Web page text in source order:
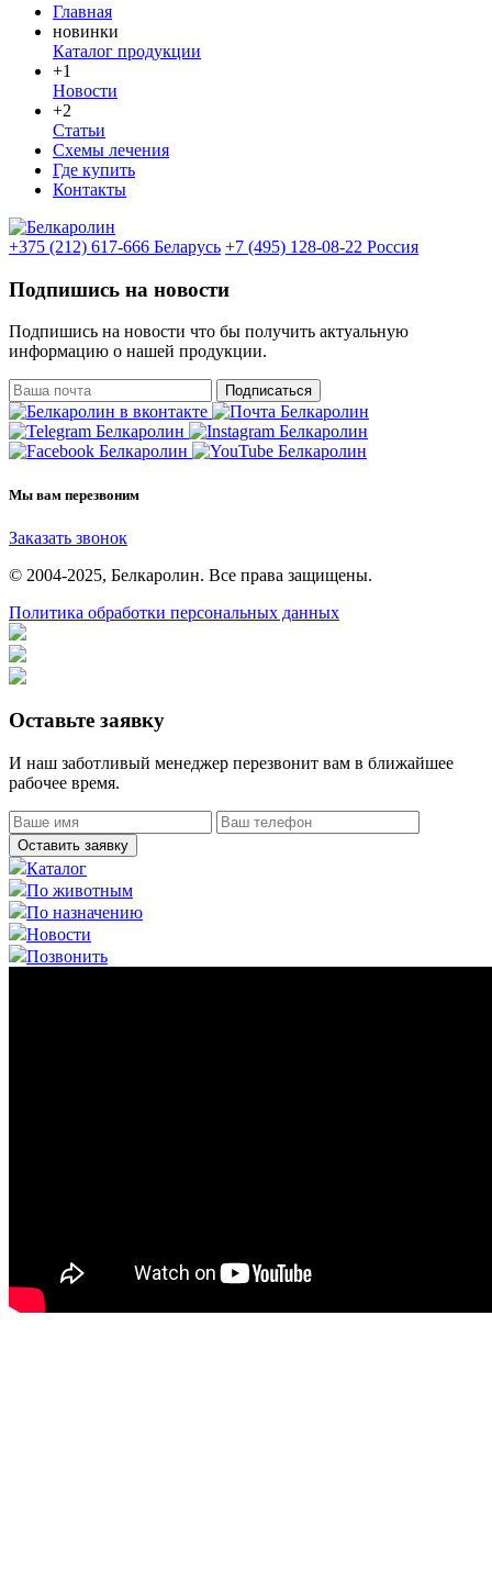
Главная
новинки
Каталог продукции
+1
Новости
+2
Статьи
Схемы лечения
Где купить
Контакты
+375 (212) 617-666 Беларусь +7 (495) 128-08-22 Россия
Подпишись на новости
Подпишись на новости что бы получить актуальную
информацию о нашей продукции.
Подписаться
Мы вам перезвоним
Заказать звонок
© 2004-2025, Белкаролин. Все права защищены.
Политика обработки персональных данных
Оставьте заявку
И наш заботливый менеджер перезвонит вам в ближайшее
рабочее время.
Оставить заявку
Каталог
По животным
По назначению
Новости
Позвонить